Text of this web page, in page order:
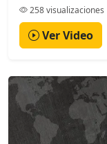
258 visualizaciones
Ver Video